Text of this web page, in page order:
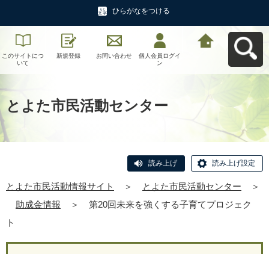
ひらがなをつける
このサイトにつ
いて
新規登録 お問い合わせ
個人会員ログイ
ン
とよた市民活動センター
読み上げ 読み上げ設定
とよた市民活動情報サイト ＞ とよた市民活動センター
＞
助成金情報
＞
第20回未来を強くする子育てプロジェク
ト